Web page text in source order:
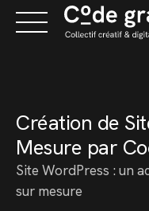
Création de
Mesure par
Site WordPress : un
sur mesure